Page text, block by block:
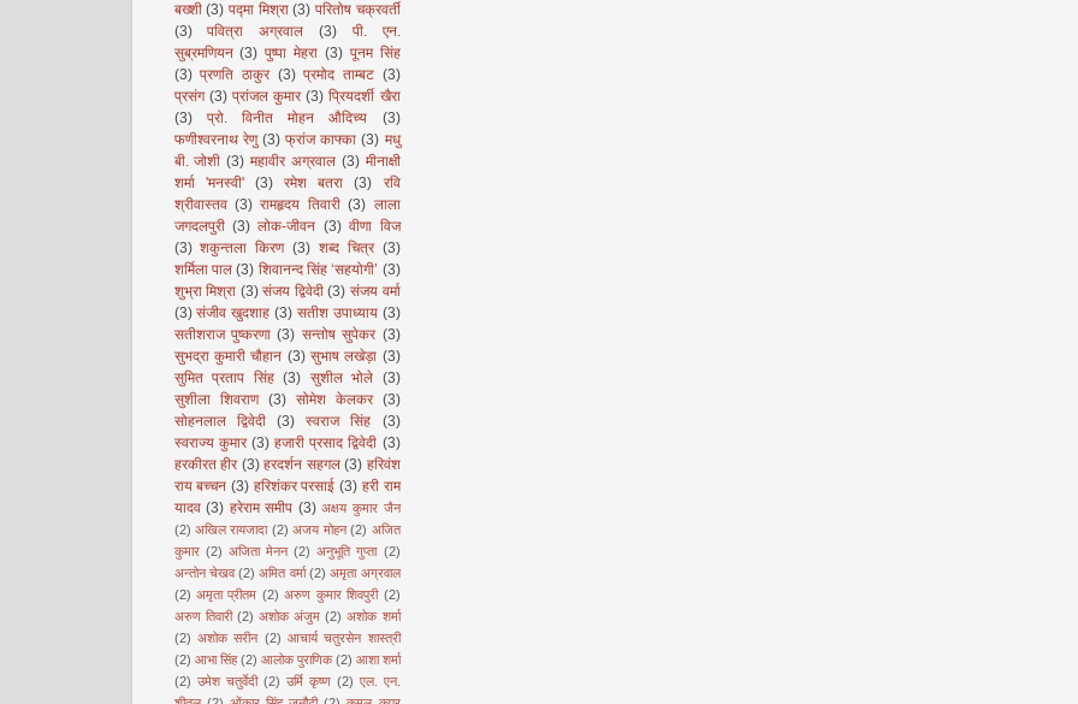
बख्शी (3) पद्मा मिश्रा (3) परितोष चक्रवर्ती
(3)
पवित्रा अग्रवाल (3)
पी. एन.
सुब्रमणियन (3) पुष्पा मेहरा (3) पूनम सिंह
(3) प्रणति ठाकुर (3) प्रमोद ताम्बट (3)
प्रसंग (3) प्रांजल कुमार (3) प्रियदर्शी खैरा
(3)
प्रो. विनीत मोहन औदिच्य
(3)
फणीश्वरनाथ रेणु (3) फ्रांज काफ्का (3) मधु
बी. जोशी (3) महावीर अग्रवाल (3) मीनाक्षी
शर्मा 'मनस्वी'
(3) रमेश बतरा (3)
रवि
श्रीवास्तव (3) रामहृदय तिवारी (3) लाला
जगदलपुरी (3) लोक-जीवन (3) वीणा विज
(3) शकुन्तला किरण (3) शब्द चित्र (3)
शर्मिला पाल (3) शिवानन्द सिंह ‘सहयोगी’ (3)
शुभ्रा मिश्रा (3) संजय द्विवेदी (3) संजय वर्मा
(3) संजीव खुदशाह (3) सतीश उपाध्याय (3)
सतीशराज पुष्करणा (3) सन्तोष सुपेकर (3)
सुभद्रा कुमारी चौहान (3) सुभाष लखेड़ा (3)
सुमित प्रताप सिंह (3) सुशील भोले (3)
सुशीला शिवराण
(3) सोमेश केलकर
(3)
सोहनलाल द्विवेदी
(3) स्वराज सिंह
(3)
स्वराज्य कुमार (3) हजारी प्रसाद द्विवेदी (3)
हरकीरत हीर (3) हरदर्शन सहगल (3) हरिवंश
राय बच्चन (3) हरिशंकर परसाई (3) हरी राम
यादव (3) हरेराम समीप (3) अक्षय कुमार जैन
(2) अखिल रायजादा (2) अजय मोहन (2) अजित
कुमार (2) अजिता मेनन (2) अनुभूति गुप्ता (2)
अन्तोन चेखव (2) अमित वर्मा (2) अमृता अग्रवाल
(2) अमृता प्रीतम (2) अरुण कुमार शिवपुरी (2)
अरुण तिवारी (2) अशोक अंजुम (2) अशोक शर्मा
(2) अशोक सरीन (2) आचार्य चतुरसेन शास्त्री
(2) आभा सिंह (2) आलोक पुराणिक (2) आशा शर्मा
(2) उमेश चतुर्वेदी (2) उर्मि कृष्ण (2) एल. एन.